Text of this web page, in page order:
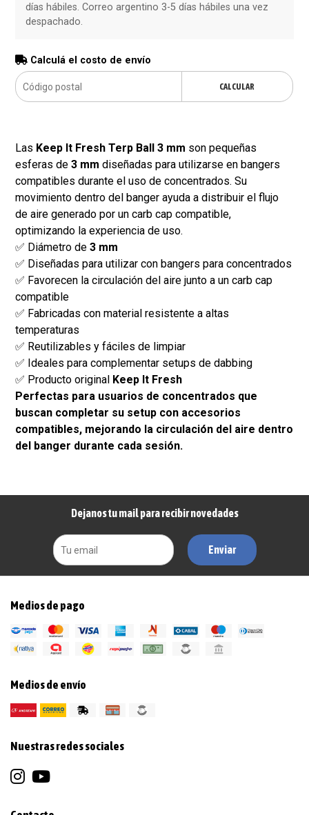
días hábiles. Correo argentino 3-5 días hábiles una vez
despachado.
Calculá el costo de envío
CALCULAR
Las Keep It Fresh Terp Ball 3 mm son pequeñas
esferas de3 mm diseñadas para utilizarse en bangers
compatibles durante el uso de concentrados. Su
movimiento dentro del banger ayuda a distribuir el flujo
de aire generado por un carb cap compatible,
optimizando la experiencia de uso.
✅ Diámetro de3 mm
✅ Diseñadas para utilizar con bangers para concentrados
✅ Favorecen la circulación del aire junto a un carb cap
compatible
✅ Fabricadas con material resistente a altas
temperaturas
✅ Reutilizables y fáciles de limpiar
✅ Ideales para complementar setups de dabbing
✅ Producto original Keep It Fresh
Perfectas para usuarios de concentrados que
buscan completar su setup con accesorios
compatibles, mejorando la circulación del aire dentro
del banger durante cada sesión.
Dejanos tu mail para recibir novedades
Enviar
Medios de pago
Medios de envío
Nuestras redes sociales